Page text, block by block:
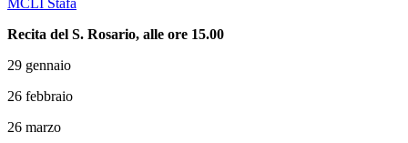
Recita del S. Rosario, alle ore 15.00
29 gennaio
26 febbraio
26 marzo